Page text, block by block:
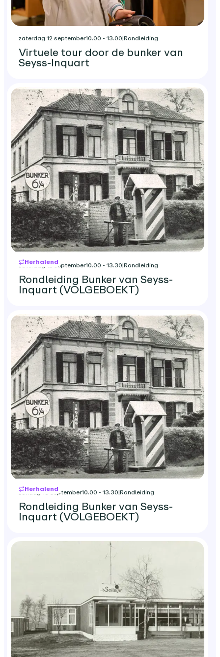
zaterdag 12 september10.00 - 13.00|Rondleiding
Virtuele tour door de bunker van
Seyss-Inquart
Herhalend
zaterdag 12 september10.00 - 13.30|Rondleiding
Rondleiding Bunker van Seyss-
Inquart (VOLGEBOEKT)
Herhalend
zondag 13 september10.00 - 13.30|Rondleiding
Rondleiding Bunker van Seyss-
Inquart (VOLGEBOEKT)